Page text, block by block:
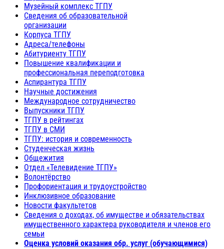
Музейный комплекс ТГПУ
Сведения об образовательной
организации
Корпуса ТГПУ
Адреса/телефоны
Абитуриенту ТГПУ
Повышение квалификации и
профессиональная переподготовка
Аспирантура ТГПУ
Научные достижения
Международное сотрудничество
Выпускники ТГПУ
ТГПУ в рейтингах
ТГПУ в СМИ
ТГПУ: история и современность
Студенческая жизнь
Общежития
Отдел «Телевидение ТГПУ»
Волонтёрство
Профориентация и трудоустройство
Инклюзивное образование
Новости факультетов
Сведения о доходах, об имуществе и обязательствах
имущественного характера руководителя и членов его
семьи
Оценка условий оказания обр. услуг (обучающимися)